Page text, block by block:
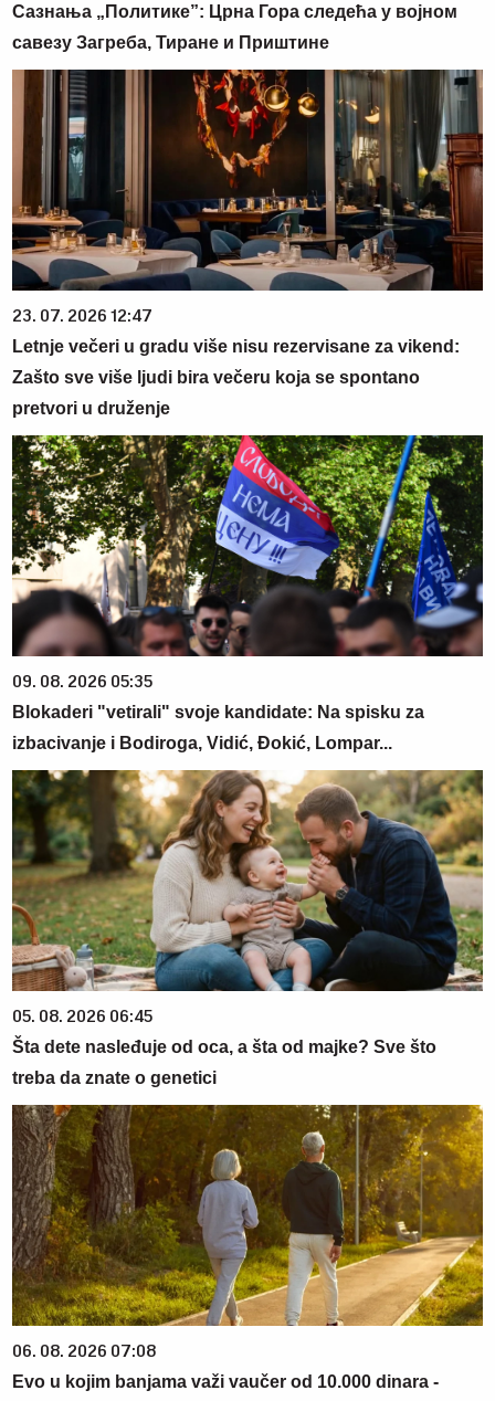
Сазнања „Политике”: Црна Гора следећа у војном
савезу Загреба, Тиране и Приштине
23. 07. 2026 12:47
Letnje večeri u gradu više nisu rezervisane za vikend:
Zašto sve više ljudi bira večeru koja se spontano
pretvori u druženje
09. 08. 2026 05:35
Blokaderi "vetirali" svoje kandidate: Na spisku za
izbacivanje i Bodiroga, Vidić, Đokić, Lompar...
05. 08. 2026 06:45
Šta dete nasleđuje od oca, a šta od majke? Sve što
treba da znate o genetici
06. 08. 2026 07:08
Evo u kojim banjama važi vaučer od 10.000 dinara -